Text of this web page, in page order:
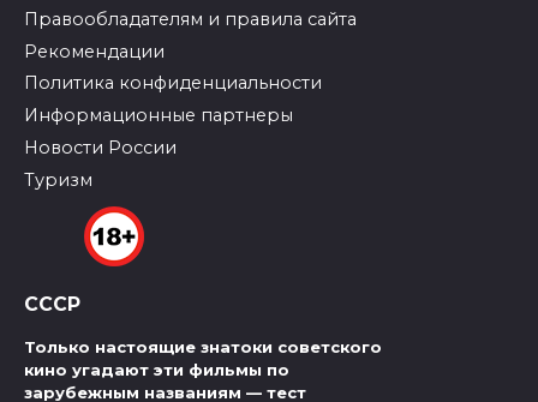
Правообладателям и правила сайта
Рекомендации
Политика конфиденциальности
Информационные партнеры
Новости России
Туризм
СССР
Только настоящие знатоки советского
кино угадают эти фильмы по
зарубежным названиям — тест